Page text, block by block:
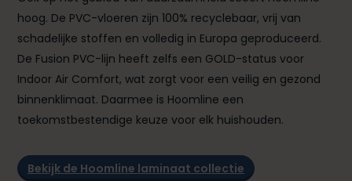
hoog. De PVC-vloeren zijn 100% recyclebaar, vrij van
schadelijke stoffen en volledig in Europa geproduceerd.
De Fusion PVC-lijn heeft zelfs een GOLD-status voor
Indoor Air Comfort, wat zorgt voor een veilig en gezond
binnenklimaat. Daarmee is Hoomline een
toekomstbestendige keuze voor elk huishouden.
Bekijk de Hoomline laminaat collectie